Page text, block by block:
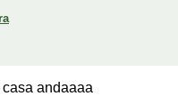
andaaaa